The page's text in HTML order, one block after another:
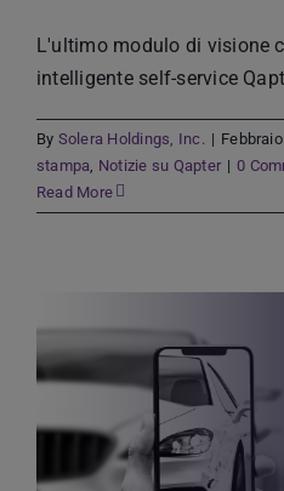
L'ultimo modulo di visione
intelligente self-service
By Solera Holdings, Inc. |
stampa Notizie su Qapter | 0
Read More